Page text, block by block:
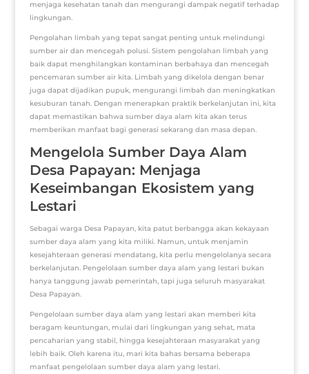
menjaga kesehatan tanah dan mengurangi dampak negatif terhadap
lingkungan.
Pengolahan limbah yang tepat sangat penting untuk melindungi
sumber air dan mencegah polusi. Sistem pengolahan limbah yang
baik dapat menghilangkan kontaminan berbahaya dan mencegah
pencemaran sumber air kita. Limbah yang dikelola dengan benar
juga dapat dijadikan pupuk, mengurangi limbah dan meningkatkan
kesuburan tanah. Dengan menerapkan praktik berkelanjutan ini, kita
dapat memastikan bahwa sumber daya alam kita akan terus
memberikan manfaat bagi generasi sekarang dan masa depan.
Mengelola Sumber Daya Alam
Desa Papayan: Menjaga
Keseimbangan Ekosistem yang
Lestari
Sebagai warga Desa Papayan, kita patut berbangga akan kekayaan
sumber daya alam yang kita miliki. Namun, untuk menjamin
kesejahteraan generasi mendatang, kita perlu mengelolanya secara
berkelanjutan. Pengelolaan sumber daya alam yang lestari bukan
hanya tanggung jawab pemerintah, tapi juga seluruh masyarakat
Desa Papayan.
Pengelolaan sumber daya alam yang lestari akan memberi kita
beragam keuntungan, mulai dari lingkungan yang sehat, mata
pencaharian yang stabil, hingga kesejahteraan masyarakat yang
lebih baik. Oleh karena itu, mari kita bahas bersama beberapa
manfaat pengelolaan sumber daya alam yang lestari.